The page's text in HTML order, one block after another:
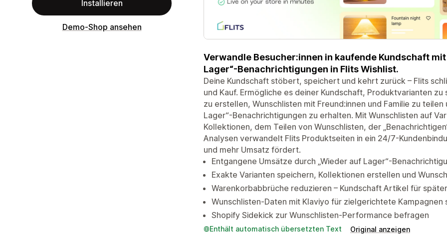
Installieren
Demo-Shop ansehen
Verwandle Besucher:innen in kaufende Kundschaft
Lager“-Benachrichtigungen in Flits Wishlist.
Deine Kundschaft stöbert, speichert und kehrt zurück – Flits
und Kauf. Ermögliche es deiner Kundschaft, Produktvarianten
zu erstellen, Wunschlisten mit Freund:innen und Familie zu
Lager“-Benachrichtigungen zu erhalten. Mit Wunschlisten auf
Kollektionen, dem Teilen von Wunschlisten, der
Analysen verwandelt Flits Produktseiten in ein 24/7-
und mehr Umsatz fördert.
Entgangene Umsätze durch „Wieder auf Lager“-
Exakte Varianten speichern, Kollektionen erstellen und
Warenkorbabbrüche reduzieren – Kundschaft Artikel für
Wunschlisten-Daten mit Klaviyo für zielgerichtete Kampagnen
Shopify Sidekick zur Wunschlisten-Performance befragen
Enthält automatisch übersetzten Text Original anzeigen